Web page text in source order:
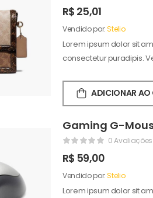
R$ 25,01
Vendido por:Stelio
Lorem ipsum dolor sit
consectetur puradipis.
ADICIONAR AO
Gaming G-
0 Avaliações
R$ 59,00
Vendido por:Stelio
Lorem ipsum dolor sit